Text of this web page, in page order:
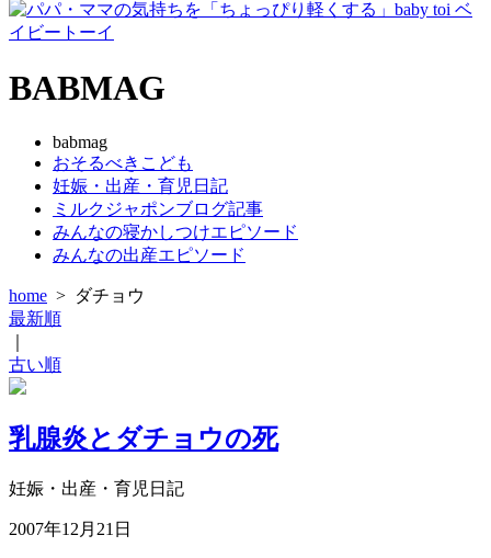
BABMAG
babmag
おそるべきこども
妊娠・出産・育児日記
ミルクジャポンブログ記事
みんなの寝かしつけエピソード
みんなの出産エピソード
home > ダチョウ
最新順
古い順
乳腺炎とダチョウの死
妊娠・出産・育児日記
2007年12月21日